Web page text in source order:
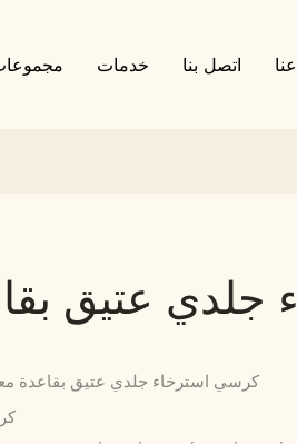
خدمات اتصل بنا
عتيق
كرسي استرخاء جلدي عتيق بقاعدة